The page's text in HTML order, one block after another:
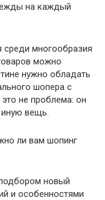
на каждый
среди многообразия
можно
нужно обладать
шопера с
не проблема: он
вещь.
новый
и особенностями